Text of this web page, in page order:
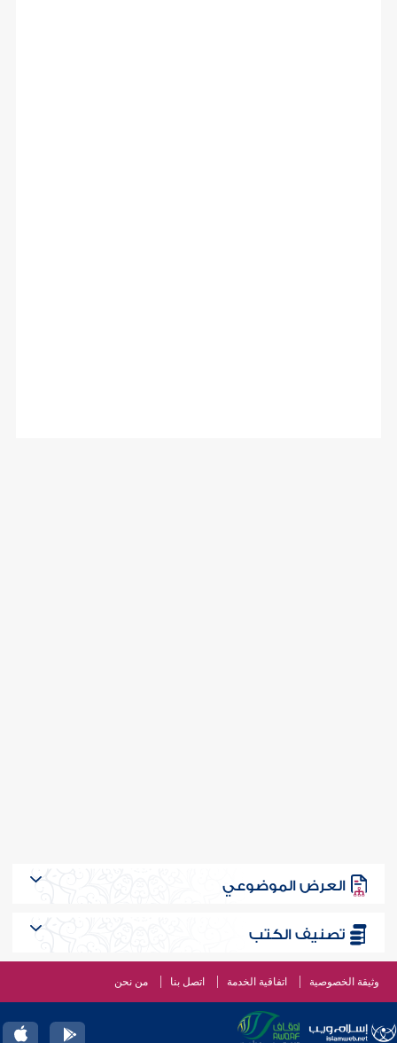
العرض الموضوعي
تصنيف الكتب
وثيقة الخصوصية اتفاقية الخدمة اتصل بنا من نحن